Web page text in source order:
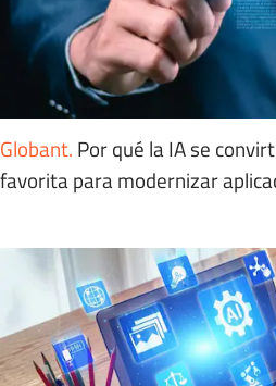
Globant. Por qué la IA se
favorita para modernizar